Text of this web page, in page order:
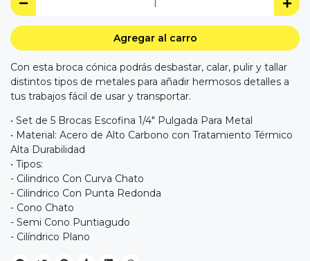
Agregar al carro
Con esta broca cónica podrás desbastar, calar, pulir y tallar
distintos tipos de metales para añadir hermosos detalles a
tus trabajos fácil de usar y transportar.
• Set de 5 Brocas Escofina 1/4" Pulgada Para Metal
• Material: Acero de Alto Carbono con Tratamiento Térmico
Alta Durabilidad
• Tipos:
- Cilindrico Con Curva Chato
- Cilindrico Con Punta Redonda
- Cono Chato
- Semi Cono Puntiagudo
- Cilíndrico Plano